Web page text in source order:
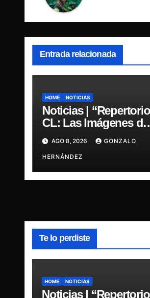
Entrada relacionada
HOME NOTICIAS
Noticias | “Repertorio
CL: Las Imágenes de
la Música” presenta la
esencia del nuevo
sonido nacional
AGO 8, 2026 GONZALO
HERNÁNDEZ
Te lo perdiste
HOME NOTICIAS
Noticias | “Repertorio